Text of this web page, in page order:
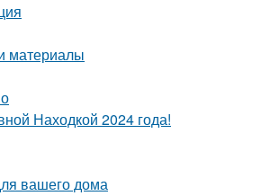
материалы
Находкой 2024 года!
вашего дома